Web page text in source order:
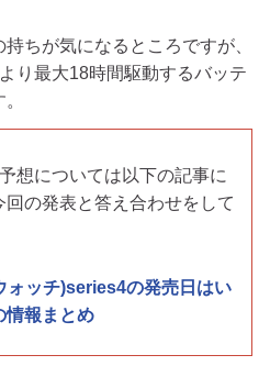
ちが気になるところですが、
り最大18時間駆動するバッテ
想については以下の記事に
の発表と答え合わせをして
ッチ)series4の発売日はい
情報まとめ